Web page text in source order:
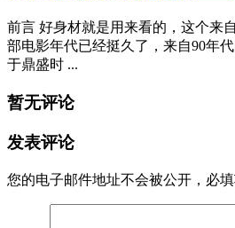
前言 好身材就是用来看的，这个来
部电影年代已经挺久了，来自90年
于鼎盛时 ...
暂无评论
发表评论
您的电子邮件地址不会被公开， 必